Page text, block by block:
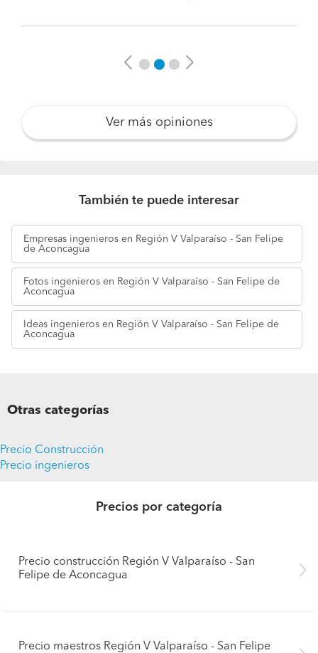
Previous Next
Ver más opiniones
También te puede interesar
Empresas ingenieros en Región V Valparaíso - San Felipe
de Aconcagua
Fotos ingenieros en Región V Valparaíso - San Felipe de
Aconcagua
Ideas ingenieros en Región V Valparaíso - San Felipe de
Aconcagua
Otras categorías
Precio Construcción
Precio ingenieros
Precios por categoría
Precio construcción Región V Valparaíso - San
Felipe de Aconcagua
Precio maestros Región V Valparaíso - San Felipe